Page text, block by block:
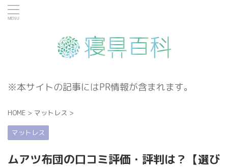
※本サイトの記事にはPR情報が含まれます。
HOME > マットレス >
マットレス
ムアツ布団の口コミ評価・評判は？【選び